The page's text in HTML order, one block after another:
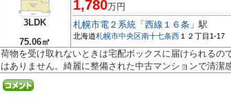
3LDK
75.06㎡
1,780万円
札幌市電２系統 「 西線１６条 」駅
北海道札幌市中央区南十七条西 １２丁目1-17
荷物を受け取れないときは宅配ボックスに届けられる
はありません。綺麗に整備された中古マンションで清潔